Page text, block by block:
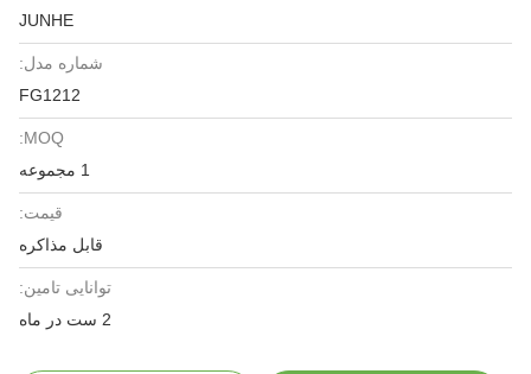
JUNHE
شماره مدل:
FG1212
MOQ:
قیمت:
قابل مذاکره
توانایی تامین: